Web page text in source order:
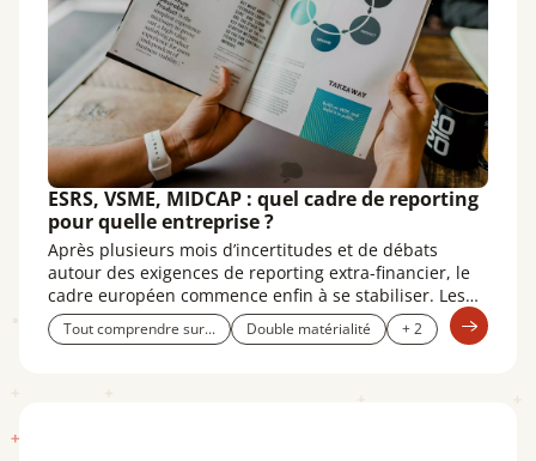
ESRS, VSME, MIDCAP : quel cadre de reporting
pour quelle entreprise ?
Après plusieurs mois d’incertitudes et de débats
autour des exigences de reporting extra-financier, le
cadre européen commence enfin à se stabiliser. Les
négociations sur la mise en œuvre de la CSRD, les
seuils d’application et le contenu des ESRS ont permis
laissant place à un paysage plus lisible.
Tout comprendre sur... Double matérialité + 2